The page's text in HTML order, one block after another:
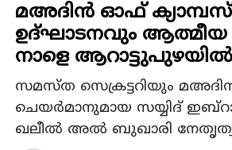
മഅദിന്‍ ഓഫ് ക്യാമ്പസ്
ഉദ്ഘാടനവും
നാളെ ആറാട്ടുപുഴയില്‍
സമസ്ത സെക്രട്ടറിയും
ചെയര്‍മാനുമായ സയ്യിദ്
ഖലീല്‍ അല്‍ ബുഖാരി